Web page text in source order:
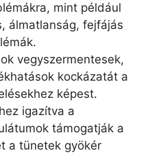
mint például
álmatlanság, fejfájás
vegyszermentesek,
kockázatát a
képest.
igazítva a
támogatják a
a tünetek gyökér